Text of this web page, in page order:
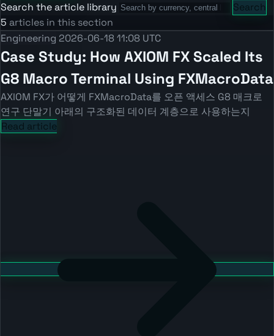
Search the article library
Search
5 articles in this section
Engineering 2026-06-18 11:08 UTC
Case Study: How AXIOM FX Scaled Its
G8 Macro Terminal Using FXMacroData
AXIOM FX가 어떻게 FXMacroData를 오픈 액세스 G8 매크로
연구 단말기 아래의 구조화된 데이터 계층으로 사용하는지
Read article